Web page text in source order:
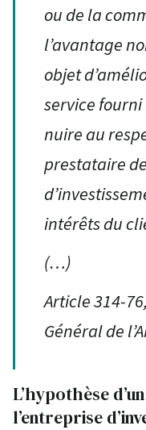
ou de la
l’avantage
objet
service
nuire au
prestataire
intérêts du
(…)
Article 314-
Général de
L’hypothèse
l’entreprise